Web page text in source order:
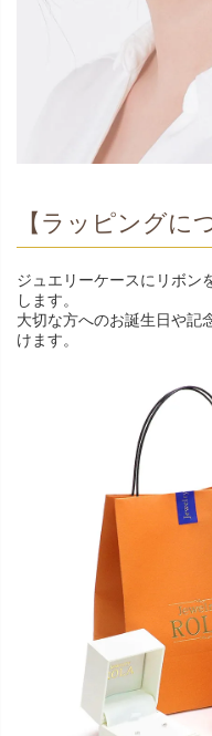
【ラッピングに
ジュエリーケースにリボン
します。
大切な方へのお誕生日や記
けます。